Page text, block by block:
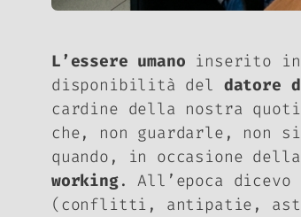
L’essere umano inserito in
disponibilità del datore
cardine della nostra
che, non guardarle, non
quando, in occasione della
working. All’epoca dicevo
(conflitti, antipatie, astio